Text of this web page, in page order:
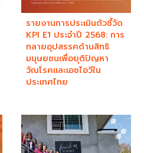
รายงานการประเมินตัวชี้วัด
KPI E1 ประจำปี 2568: การ
ทลายอุปสรรคด้านสิทธิ
มนุษยชนเพื่อยุติปัญหา
วัณโรคและเอชไอวีใน
ประเทศไทย